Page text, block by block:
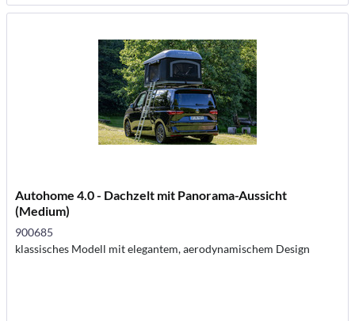
Autohome 4.0 - Dachzelt mit Panorama-Aussicht
(Medium)
900685
klassisches Modell mit elegantem, aerodynamischem Design